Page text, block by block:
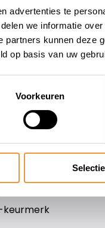
advertenties te
we informatie
partners kunnen deze
op basis van uw
Voorkeuren
keurmerk